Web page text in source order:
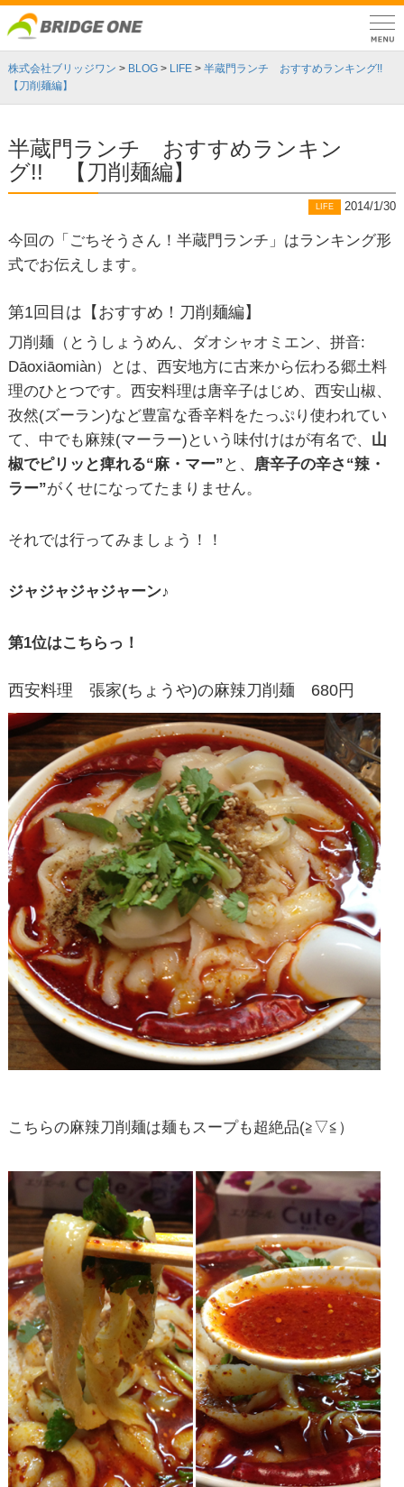
株式会社ブリッジワン > BLOG > LIFE > 半蔵門ランチ おすすめランキング!!
【刀削麺編】
半蔵門ランチ おすすめランキン
グ!! 【刀削麺編】
LIFE 2014/1/30
今回の「ごちそうさん！半蔵門ランチ」はランキング形
式でお伝えします。
第1回目は【おすすめ！刀削麺編】
刀削麺（とうしょうめん、ダオシャオミエン、拼音:
Dāoxiāomiàn）とは、西安地方に古来から伝わる郷土料
理のひとつです。西安料理は唐辛子はじめ、西安山椒、
孜然(ズーラン)など豊富な香辛料をたっぷり使われてい
て、中でも麻辣(マーラー)という味付けはが有名で、 山
椒でピリッと痺れる“麻・マー” と、 唐辛子の辛さ“辣・
ラー”がくせになってたまりません。
それでは行ってみましょう！！
ジャジャジャジャーン♪
第1位はこちらっ！
西安料理 張家(ちょうや)の麻辣刀削麺 680円
こちらの麻辣刀削麺は麺もスープも超絶品(≧▽≦）